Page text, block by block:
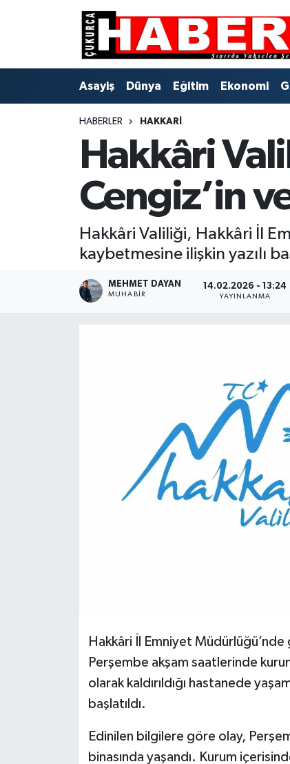
Asayiş Dünya Eğitim Ekonomi
HABERLER HAKKARI
Hakkâri
Cengiz’in
Hakkâri Valiliği, Hakkâri İl
kaybetmesine ilişkin yazılı
MEHMET DAYAN
MUHABIR
14.02.2026 - 13:24
YAYINLANMA
Hakkâri İl Emniyet
Perşembe akşam saatlerinde
olarak kaldırıldığı hastanede
başlatıldı.
Edinilen bilgilere göre olay,
binasında yaşandı. Kurum
Gündem
Hava Durumu
Trafik Durumu
Süper Lig Puan Durumu ve Fikstür
Tüm Manşetler
Son Dakika Haberleri
Haber Arşivi